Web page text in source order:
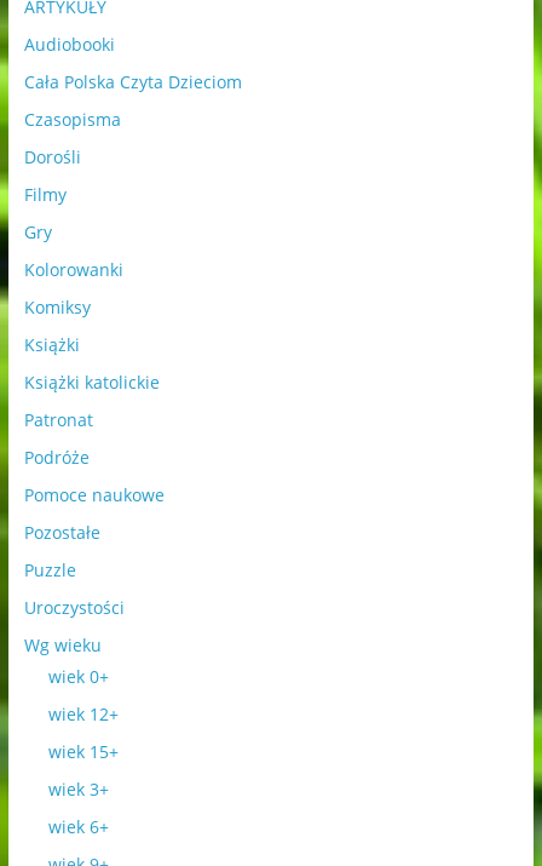
ARTYKUŁY
Audiobooki
Cała Polska Czyta Dzieciom
Czasopisma
Dorośli
Filmy
Gry
Kolorowanki
Komiksy
Książki
Książki katolickie
Patronat
Podróże
Pomoce naukowe
Pozostałe
Puzzle
Uroczystości
Wg wieku
wiek 0+
wiek 12+
wiek 15+
wiek 3+
wiek 6+